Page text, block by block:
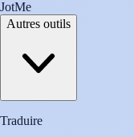
JotMe
Autres outils
Traduire